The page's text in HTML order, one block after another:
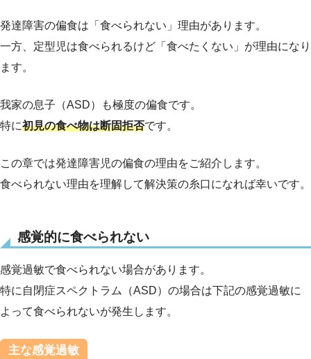
発達障害の偏食は「食べられない」理由があります。
一方、定型児は食べられるけど「食べたくない」が理由になり
ます。
我家の息子（ASD）も極度の偏食です。
特に初見の食べ物は断固拒否です。
この章では発達障害児の偏食の理由をご紹介します。
食べられない理由を理解して解決策の糸口になれば幸いです。
感覚的に食べられない
感覚過敏で食べられない場合があります。
特に自閉症スペクトラム（ASD）の場合は下記の感覚過敏に
よって食べられないが発生します。
主な感覚過敏